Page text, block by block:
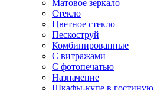
Матовое зеркало
Стекло
Цветное стекло
Пескоструй
Комбинированные
С витражами
С фотопечатью
Назначение
Шкафы-купе в гостиную